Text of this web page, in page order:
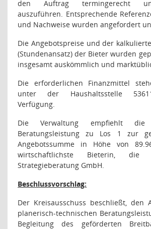
den Auftrag termingerecht
auszuführen. Entsprechende
und Nachweise wurden angefordert
Die Angebotspreise und der
(Stundenansatz) der Bieter wurden
insgesamt auskömmlich und
Die erforderlichen Finanzmittel
unter der Haushaltsstelle
Verfügung.
Die Verwaltung empfiehlt
Beratungsleistung zu Los 1 zur
Angebotssumme in Höhe von
wirtschaftlichste Bieterin, die
Strategieberatung GmbH.
Beschlussvorschlag:
Der Kreisausschuss beschließt, den
planerisch-technischen
Begleitung des geförderten